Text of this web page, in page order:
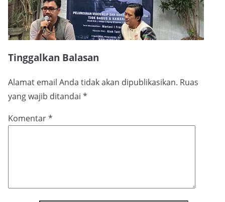
Tinggalkan Balasan
Alamat email Anda tidak akan dipublikasikan. Ruas
yang wajib ditandai *
Komentar*